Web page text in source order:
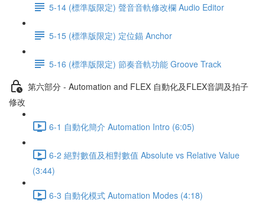
5-14 (標準版限定) 聲音音軌修改欄 Audio Editor
5-15 (標準版限定) 定位錨 Anchor
5-16 (標準版限定) 節奏音軌功能 Groove Track
第六部分 - Automation and FLEX 自動化及FLEX音調及拍子
修改
6-1 自動化簡介 Automation Intro (6:05)
6-2 絕對數值及相對數值 Absolute vs Relative Value
(3:44)
6-3 自動化模式 Automation Modes (4:18)